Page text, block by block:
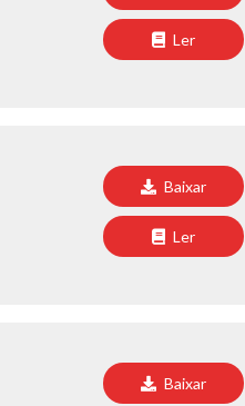
Ler
Baixar
Ler
Baixar